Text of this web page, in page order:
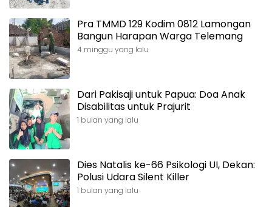
Pra TMMD 129 Kodim 0812 Lamongan
Bangun Harapan Warga Telemang
4 minggu yang lalu
Dari Pakisaji untuk Papua: Doa Anak
Disabilitas untuk Prajurit
1 bulan yang lalu
Dies Natalis ke-66 Psikologi UI, Dekan:
Polusi Udara Silent Killer
1 bulan yang lalu